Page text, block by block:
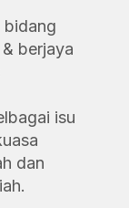
bidang
berjaya
isu
dan